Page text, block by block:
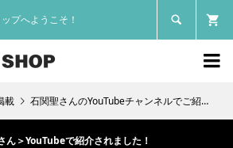
プへようこそ！ 

載 石関聖さんのYouTubeチャンネルでご紹介いただきました！
ん＞YouTubeで紹介されました！